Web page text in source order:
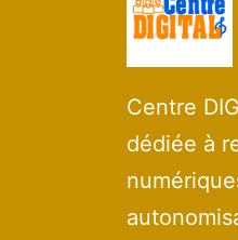
Centre
dédiée à